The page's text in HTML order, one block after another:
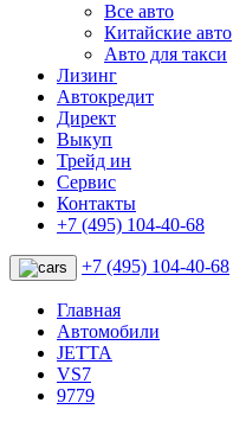
Все авто
Китайские авто
Авто для такси
Лизинг
Автокредит
Директ
Выкуп
Трейд ин
Сервис
Контакты
+7 (495) 104-40-68
+7 (495) 104-40-68
Главная
Автомобили
JETTA
VS7
9779